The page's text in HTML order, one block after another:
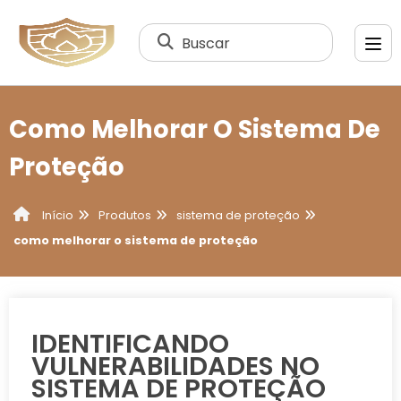
Buscar
Como Melhorar O Sistema De
Proteção
Início Produtos
sistema de proteção
como melhorar o sistema de proteção
IDENTIFICANDO
VULNERABILIDADES NO
SISTEMA DE PROTEÇÃO